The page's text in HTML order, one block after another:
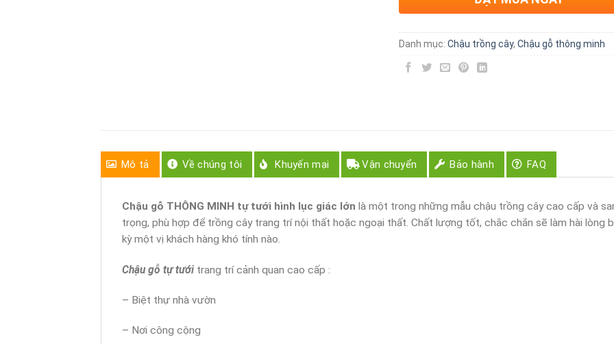
Danh mục: Chậu trồng cây, Chậu gỗ thông minh
Mô tả Về chúng tôi Khuyến mại Vận chuyển Bảo hành FAQ
Chậu gỗ THÔNG MINH tự tưới hình lục giác lớn là một trong những mẫu chậu trồng cây cao cấp và
trọng, phù hợp để trồng cây trang trí nội thất hoặc ngoại thất. Chất lượng tốt, chắc chắn sẽ làm hài lòng
kỳ một vị khách hàng khó tính nào.
Chậu gỗ tự tưới trang trí cảnh quan cao cấp :
– Biệt thự nhà vườn
– Nơi công cộng